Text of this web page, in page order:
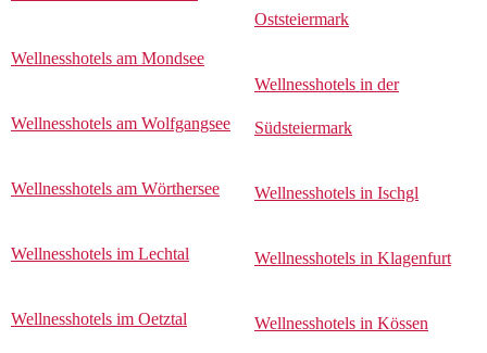
Wellnesshotels am Mondsee
Wellnesshotels am Wolfgangsee
Wellnesshotels am Wörthersee
Wellnesshotels im Lechtal
Wellnesshotels im Oetztal
Oststeiermark
Wellnesshotels in der
Südsteiermark
Wellnesshotels in Ischgl
Wellnesshotels in Klagenfurt
Wellnesshotels in Kössen